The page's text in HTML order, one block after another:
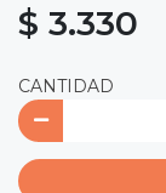
$ 3.330
CANTIDAD